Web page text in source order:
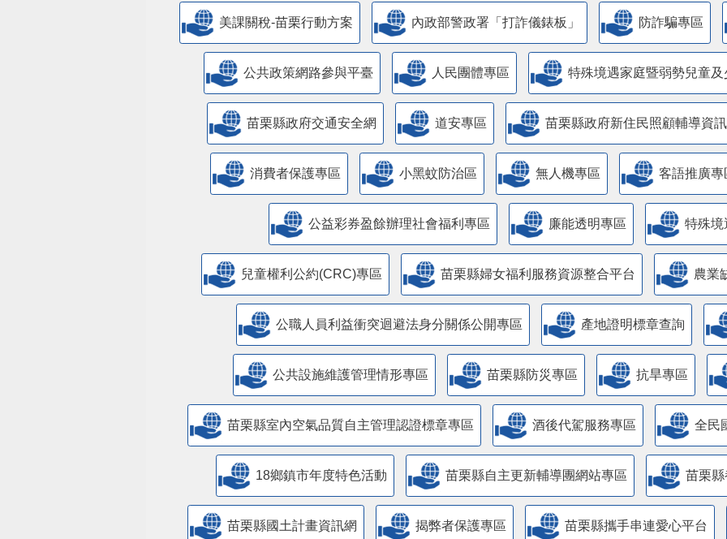
美課關稅-苗栗行動方案 內政部警政署「打詐儀錶板」 防詐騙專區
公共政策網路參與平臺 人民團體專區 特殊境遇家庭暨弱勢兒童
苗栗縣政府交通安全網 道安專區 苗栗縣政府新住民照顧輔導資
消費者保護專區 小黑蚊防治區 無人機專區 客語推廣專
公益彩券盈餘辦理社會福利專區 廉能透明專區 特殊境
兒童權利公約(CRC)專區 苗栗縣婦女福利服務資源整合平台 農業
公職人員利益衝突迴避法身分關係公開專區 產地證明標章查詢
​公共設施維護管理情形專區 苗栗縣防災專區 抗旱專區
苗栗縣室內空氣品質自主管理認證標章專區 酒後代駕服務專區 全民
18鄉鎮市年度特色活動 苗栗縣自主更新輔導團網站專區 苗栗
苗栗縣國土計畫資訊網 揭弊者保護專區 苗栗縣攜手串連愛心平台